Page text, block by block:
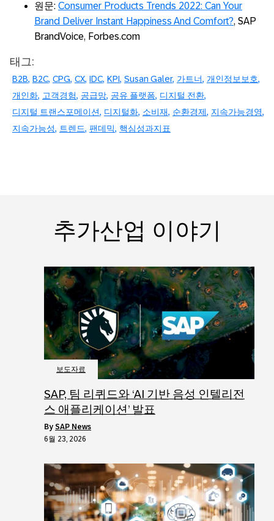
원문: Consumer Products Trends 2022: Can Your
Brand Deliver Instant Happiness And Comfort?, SAP
BrandVoice, Forbes.com
태그:
B2B B2C CPG CX IDC KPI Susan Galer 가트너 개인정보보호
개인화 고객경험 공급망 공유 플랫폼 디지털 전환
디지털 트랜스포메이션
디지털화 소비재 순환경제
지속가능경영
지속가능성
트렌드 팬데믹 핵심성과지표
추가산업 이야기
보도자료
SAP, 팀 리퀴드와 ‘AI 기반 음성 인텔리전
스 애플리케이션’ 발표
by SAP News
6월 23, 2026